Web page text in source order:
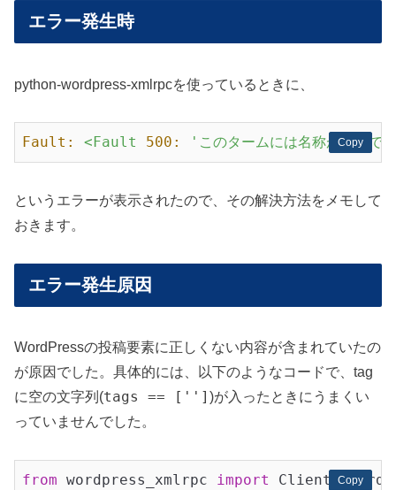
エラー発生時
python-wordpress-xmlrpcを使っているときに、
Copy
Copy
Fault: <Fault 500: 'このタームには名称が必要で
というエラーが表示されたので、その解決方法をメモして
おきます。
エラー発生原因
WordPressの投稿要素に正しくない内容が含まれていたの
が原因でした。具体的には、以下のようなコードで、tag
に空の文字列(tags == [''] )が入ったときにうまくい
っていませんでした。
Copy
Copy
from wordpress_xmlrpc import